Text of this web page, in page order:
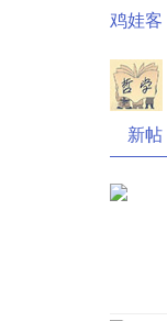
鸡娃客
新帖